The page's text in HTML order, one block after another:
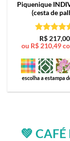
Piquenique
(cesta de
Avaliação5
de 5
R$217,00
ou R$ 210,49
escolha a estampa
💚